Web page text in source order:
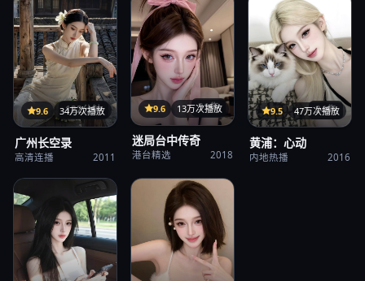
122分钟
9.6 34万次播放
广州长空录
高清连播 2011
31集
9.6 13万次播放
迷局台中传奇
港台精选 2018
24集
9.5 47万次播放
黄浦：心动
内地热播 2016